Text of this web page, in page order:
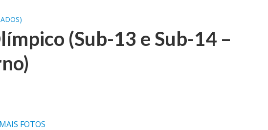
(Sub-13 e Sub-14 –
FOTOS